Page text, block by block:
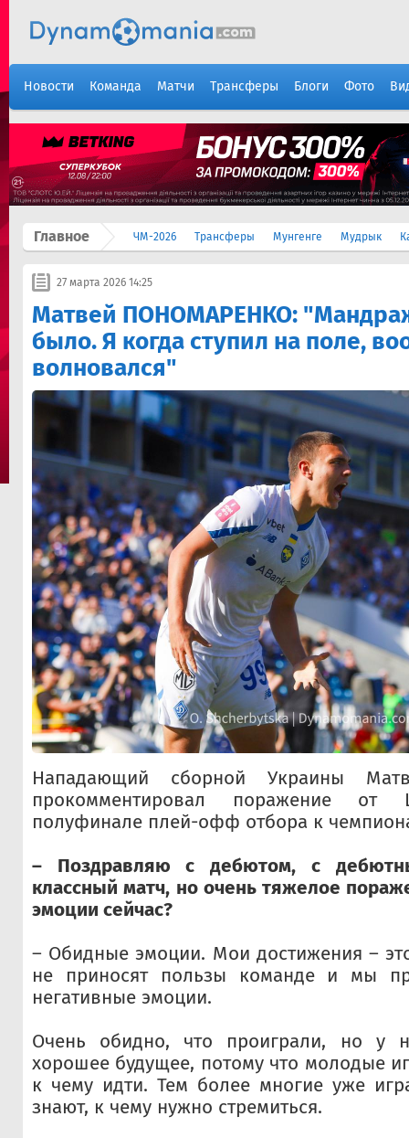
Новости Команда Матчи Трансферы Блоги Фото
Главное ЧМ-2026 Трансферы Мунгенге Мудрык
27 марта 2026 14:25
Матвей ПОНОМАРЕНКО:
было. Я когда ступил на поле,
волновался"
Нападающий сборной Украины
прокомментировал поражение
полуфинале плей-офф отбора к
– Поздравляю с дебютом, с
классный матч, но очень тяжелое
эмоции сейчас?
– Обидные эмоции. Мои достижения –
не приносят пользы команде и мы
негативные эмоции.
Очень обидно, что проиграли, но у
хорошее будущее, потому что молодые
к чему идти. Тем более многие уже
знают, к чему нужно стремиться.